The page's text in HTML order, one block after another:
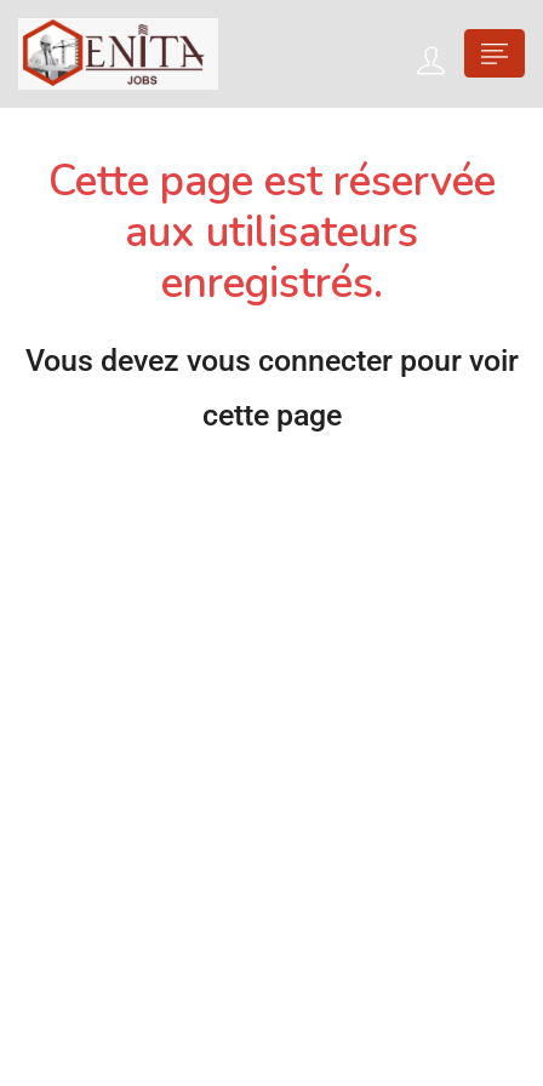
Cette page est réservée
aux utilisateurs
enregistrés.
Vous devez vous connecter pour voir
cette page